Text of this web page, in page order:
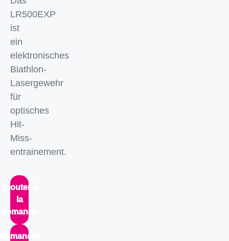
LR500EXP
ist
ein
elektronisches
Biathlon-
Lasergewehr
für
optisches
Hit-
Miss-
entrainement.
Ajouter à
la
demande